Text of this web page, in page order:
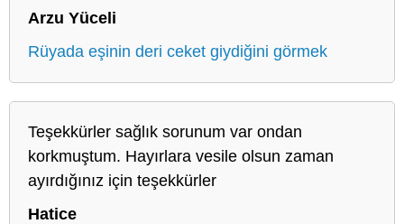
Arzu Yüceli
Rüyada eşinin deri ceket giydiğini görmek
Teşekkürler sağlık sorunum var ondan
korkmuştum. Hayırlara vesile olsun zaman
ayırdığınız için teşekkürler
Hatice